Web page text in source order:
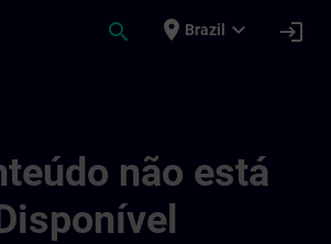
search place Brazil expand_more login
não está